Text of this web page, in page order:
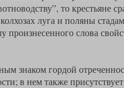
то крестьяне
луга и поляны
произнесенного слова
знаком гордой
в нем также